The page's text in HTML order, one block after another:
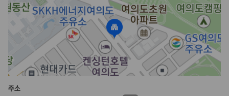
준중형·중형차
커플·친구 여행에서 많이 선택되며 가격과 승차감의 균형이 좋은 차
종입니다.
가족 여행, 짐이 많은 여행, 장거리 이동에 적합하며 보험 조건과 차
량 연식을 함께 비교하는 것이 좋습니다.
승합차·대형차
단체 여행이나 4인 이상 가족 여행에 적합하며 인원수, 짐 공간, 보
주소